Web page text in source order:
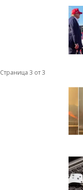
Страница 3 от 3